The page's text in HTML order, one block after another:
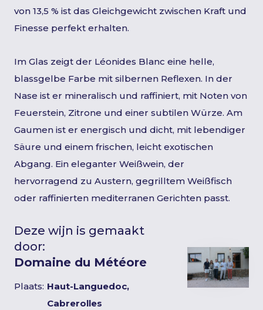
von 13,5 % ist das Gleichgewicht zwischen Kraft und
Finesse perfekt erhalten.
Im Glas zeigt der Léonides Blanc eine helle,
blassgelbe Farbe mit silbernen Reflexen. In der
Nase ist er mineralisch und raffiniert, mit Noten von
Feuerstein, Zitrone und einer subtilen Würze. Am
Gaumen ist er energisch und dicht, mit lebendiger
Säure und einem frischen, leicht exotischen
Abgang. Ein eleganter Weißwein, der
hervorragend zu Austern, gegrilltem Weißfisch
oder raffinierten mediterranen Gerichten passt.
Deze wijn is gemaakt
door:
Domaine du Météore
Plaats: Haut-Languedoc,
Cabrerolles